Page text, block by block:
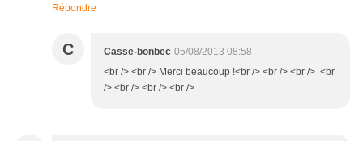
Répondre
C Casse-bonbec 05/08/2013 08:58
<br /> <br /> Merci beaucoup !<br /> <br /> <br /> <br
/> <br /> <br /> <br />